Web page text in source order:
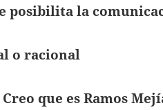
posibilita la
o racional
que es Ramos